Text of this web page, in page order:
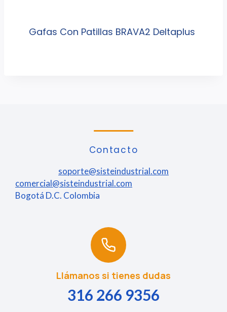
Gafas Con Patillas BRAVA2 Deltaplus
Contacto
soporte@sisteindustrial.com
comercial@sisteindustrial.com
Bogotá D.C. Colombia
Llámanos si tienes dudas
316 266 9356